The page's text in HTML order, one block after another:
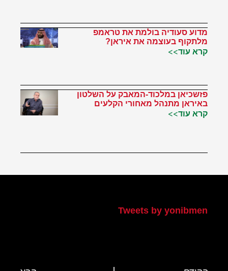
מדוע סעודיה בולמת את טראמפ
מלתקוף בעוצמה את איראן?
קרא עוד>>
פזשכיאן במלכוד-המאבק על השלטון
באיראן מתנהל מאחורי הקלעים
קרא עוד>>
Tweets by yonibmen